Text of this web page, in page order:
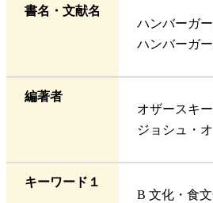
書名・文献名
ハンバーガ
ハンバーガ
編著者
オザースキ
ジョシュ・
キーワード１
B 文化・食